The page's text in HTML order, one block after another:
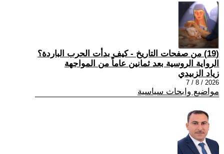
(19) من صفحات التاريخ - كيف بدأت الحرب الباردة؟
الرواية الروسية بعد ثمانين عاماً من المواجهة
زياد الزبيدي
2026 / 8 / 7
مواضيع وابحاث سياسية